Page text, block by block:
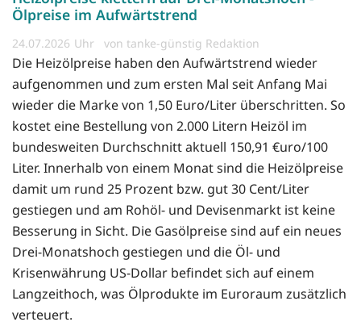
Ölpreise im Aufwärtstrend
24.07.2026 von tanke-günstig Redaktion
Die Heizölpreise haben den Aufwärtstrend wieder
aufgenommen und zum ersten Mal seit Anfang Mai
wieder die Marke von 1,50 Euro/Liter überschritten. So
kostet eine Bestellung von 2.000 Litern Heizöl im
bundesweiten Durchschnitt aktuell 150,91 €uro/100
Liter. Innerhalb von einem Monat sind die Heizölpreise
damit um rund 25 Prozent bzw. gut 30 Cent/Liter
gestiegen und am Rohöl- und Devisenmarkt ist keine
Besserung in Sicht. Die Gasölpreise sind auf ein neues
Drei-Monatshoch gestiegen und die Öl- und
Krisenwährung US-Dollar befindet sich auf einem
Langzeithoch, was Ölprodukte im Euroraum zusätzlich
verteuert.